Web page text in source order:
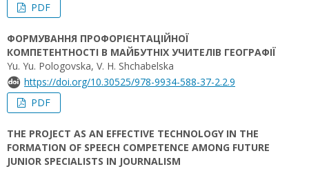
PDF
ФОРМУВАННЯ ПРОФОРІЄНТАЦІЙНОЇ
КОМПЕТЕНТНОСТІ В МАЙБУТНІХ УЧИТЕЛІВ ГЕОГРАФІЇ
Yu. Yu. Pologovska, V. H. Shchabelska
https://doi.org/10.30525/978-9934-588-37-2.2.9
PDF
THE PROJECT AS AN EFFECTIVE TECHNOLOGY IN THE
FORMATION OF SPEECH COMPETENCE AMONG FUTURE
JUNIOR SPECIALISTS IN JOURNALISM